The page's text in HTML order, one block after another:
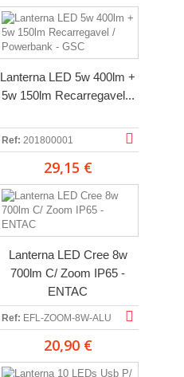
Lanterna LED 5w 400lm +
5w 150lm Recarregavel...
Ref: 201800001
29,15 €
Lanterna LED Cree 8w
700lm C/ Zoom IP65 -
ENTAC
Ref: EFL-ZOOM-8W-ALU
20,90 €